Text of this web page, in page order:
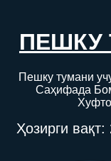
ПЕШКУ
Пешку тумани
Саҳифада
Ҳозирги вақт: